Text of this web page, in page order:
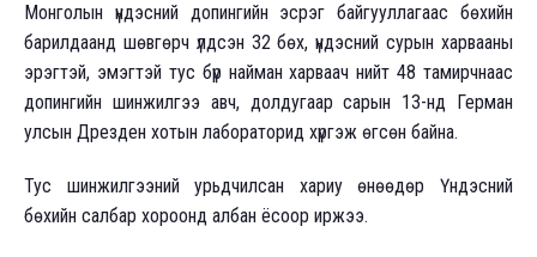
Монголын үндэсний допингийн эсрэг байгууллагаас бөхийн
барилдаанд шөвгөрч үлдсэн 32 бөх, үндэсний сурын харвааны
эрэгтэй, эмэгтэй тус бүр найман харваач нийт 48 тамирчнаас
допингийн шинжилгээ авч, долдугаар сарын 13-нд Герман
улсын Дрезден хотын лабораторид хүргэж өгсөн байна.
Тус шинжилгээний урьдчилсан хариу өнөөдөр Үндэсний
бөхийн салбар хороонд албан ёсоор иржээ.